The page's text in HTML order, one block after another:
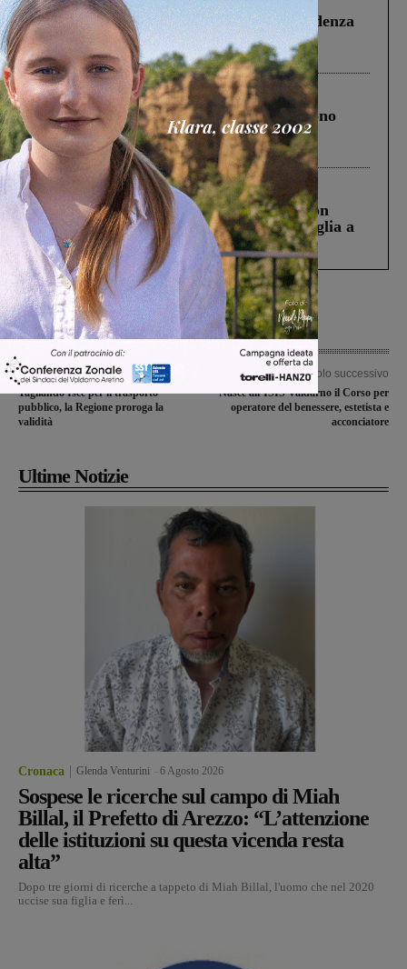
Piscina di Figline finanziata oltre la scadenza
Pnrr, il gruppo di Fratelli d’Italia: “Un
ringraziamento al Governo”
Cronaca 4 Agosto 2026
Un anno fa la strage in A1 in cui morirono
Gianni, Giulia e Franco. Lo schianto, il
processo, lo stop ai sorpassi fra tir....
Cronaca 3 Agosto 2026
Scomparso da una struttura di Castiglion
Fiorentino l’uomo che aveva ucciso la figlia a
Levane nel 2020
Articolo precedente
Tagliando Isee per il trasporto
pubblico, la Regione proroga la
validità
Articolo successivo
Nasce all’ISIS Valdarno il Corso per
operatore del benessere, estetista e
acconciatore
Ultime Notizie
Cronaca Glenda Venturini 6 Agosto 2026
Sospese le ricerche sul campo di Miah
Billal, il Prefetto di Arezzo: “L’attenzione
delle istituzioni su questa vicenda resta
alta”
Dopo tre giorni di ricerche a tappeto di Miah Billal, l'uomo che nel 2020
uccise sua figlia e ferì...